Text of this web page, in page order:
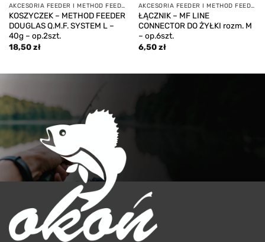
AKCESORIA FEEDER I METHOD FEEDER
KOSZYCZEK – METHOD FEEDER
DOUGLAS Q.M.F. SYSTEM L –
40g – op.2szt.
18,50zł
AKCESORIA FEEDER I METHOD FEEDER
ŁĄCZNIK – MF LINE
CONNECTOR DO ŻYŁKI rozm. M
– op.6szt.
6,50zł